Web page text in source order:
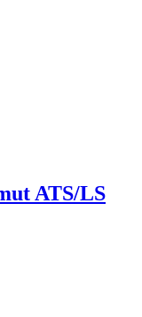
ATS/LS